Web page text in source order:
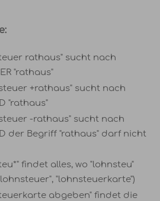
rathaus" sucht nach
"rathaus"
+rathaus" sucht nach
"rathaus"
-rathaus" sucht nach
der Begriff "rathaus" darf nicht
findet alles, wo "lohnsteu"
"lohnsteuerkarte")
abgeben" findet die